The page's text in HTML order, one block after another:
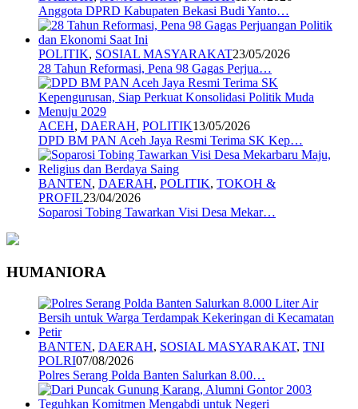
Anggota DPRD Kabupaten Bekasi Budi Yanto…
POLITIK, SOSIAL MASYARAKAT23/05/2026
28 Tahun Reformasi, Pena 98 Gagas Perjua…
ACEH, DAERAH, POLITIK13/05/2026
DPD BM PAN Aceh Jaya Resmi Terima SK Kep…
BANTEN, DAERAH, POLITIK, TOKOH &
PROFIL23/04/2026
Soparosi Tobing Tawarkan Visi Desa Mekar…
HUMANIORA
BANTEN, DAERAH, SOSIAL MASYARAKAT, TNI
POLRI07/08/2026
Polres Serang Polda Banten Salurkan 8.00…